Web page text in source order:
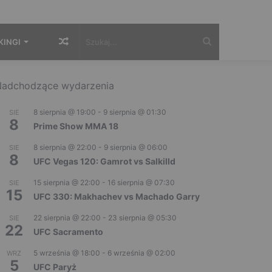
Losowy
wydarzenia
SIE
8
8 sierpnia @ 19:00 - 9 sierpnia @ 01:30
Prime Show MMA 18
SIE
8
8 sierpnia @ 22:00 - 9 sierpnia @ 06:00
UFC Vegas 120: Gamrot vs Salkilld
SIE
15
15 sierpnia @ 22:00 - 16 sierpnia @ 07:30
UFC 330: Makhachev vs Machado Garry
SIE
22
22 sierpnia @ 22:00 - 23 sierpnia @ 05:30
UFC Sacramento
WRZ
5
5 września @ 18:00 - 6 września @ 02:00
UFC Paryż